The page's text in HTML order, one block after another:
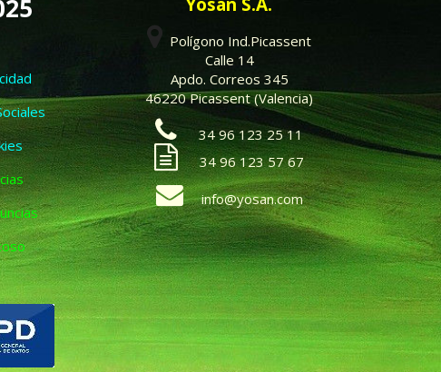
Polígono Ind.Picassent
Calle 14
Apdo. Correos 345
46220 Picassent (Valencia)
34 96 123 25 11
34 96 123 57 67
info@yosan.com